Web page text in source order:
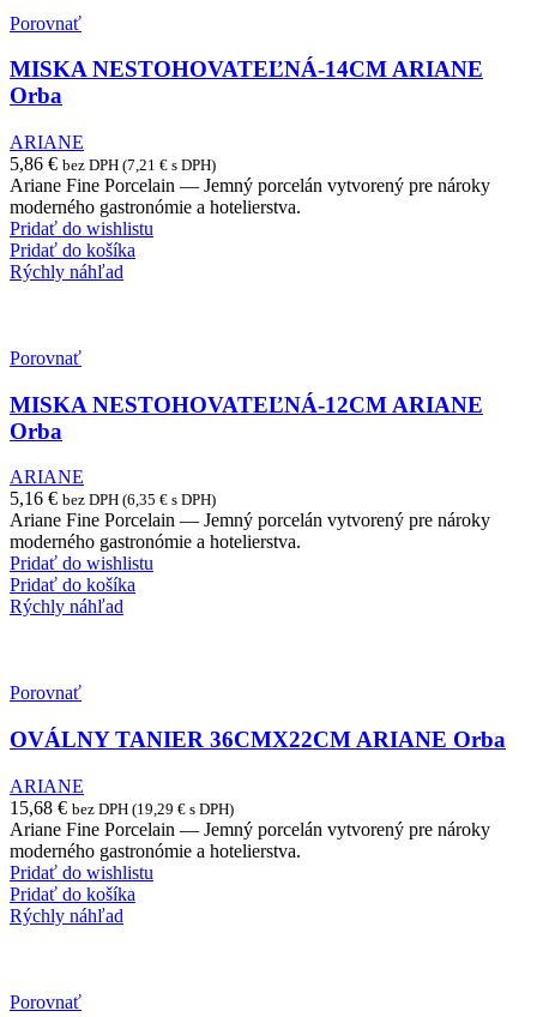
Porovnať
MISKA NESTOHOVATEĽNÁ-14CM ARIANE
Orba
ARIANE
5,86 € bez DPH (7,21 € s DPH)
Ariane Fine Porcelain — Jemný porcelán vytvorený pre nároky
moderného gastronómie a hotelierstva.
Pridať do wishlistu
Pridať do košíka
Rýchly náhľad
Porovnať
MISKA NESTOHOVATEĽNÁ-12CM ARIANE
Orba
ARIANE
5,16 € bez DPH (6,35 € s DPH)
Ariane Fine Porcelain — Jemný porcelán vytvorený pre nároky
moderného gastronómie a hotelierstva.
Pridať do wishlistu
Pridať do košíka
Rýchly náhľad
Porovnať
OVÁLNY TANIER 36CMX22CM ARIANE Orba
ARIANE
15,68 € bez DPH (19,29 € s DPH)
Ariane Fine Porcelain — Jemný porcelán vytvorený pre nároky
moderného gastronómie a hotelierstva.
Pridať do wishlistu
Pridať do košíka
Rýchly náhľad
Porovnať